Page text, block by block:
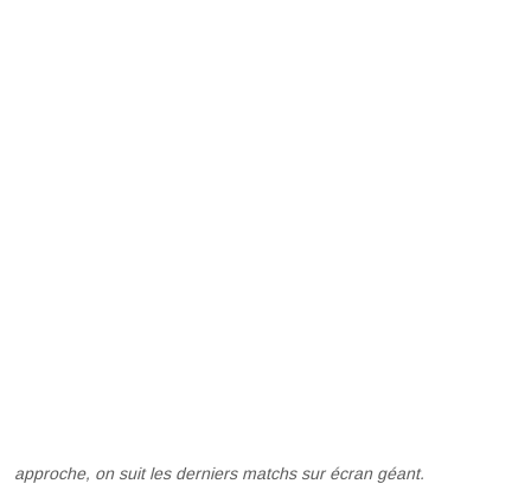
approche, on suit les derniers matchs sur écran géant.